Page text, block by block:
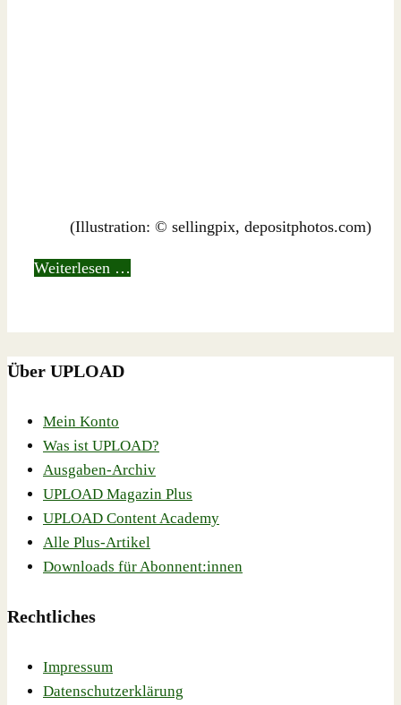
(Illustration: © sellingpix, depositphotos.com)
Weiterlesen …
Über UPLOAD
Mein Konto
Was ist UPLOAD?
Ausgaben-Archiv
UPLOAD Magazin Plus
UPLOAD Content Academy
Alle Plus-Artikel
Downloads für Abonnent:innen
Rechtliches
Impressum
Datenschutzerklärung